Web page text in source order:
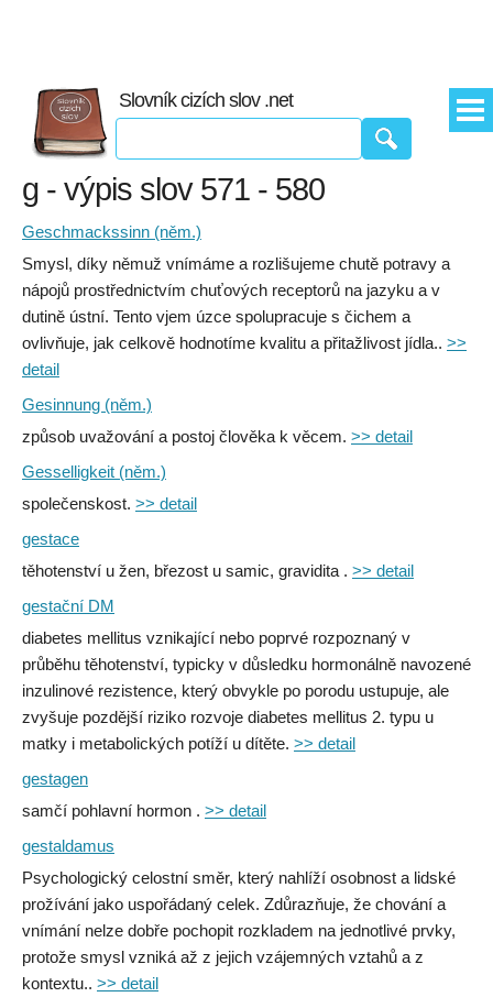
Slovník cizích slov .net
g - výpis slov 571 - 580
Geschmackssinn (něm.)
Smysl, díky němuž vnímáme a rozlišujeme chutě potravy a
nápojů prostřednictvím chuťových receptorů na jazyku a v
dutině ústní. Tento vjem úzce spolupracuje s čichem a
ovlivňuje, jak celkově hodnotíme kvalitu a přitažlivost jídla.. >>
detail
Gesinnung (něm.)
způsob uvažování a postoj člověka k věcem. >> detail
Gesselligkeit (něm.)
společenskost. >> detail
gestace
těhotenství u žen, březost u samic, gravidita . >> detail
gestační DM
diabetes mellitus vznikající nebo poprvé rozpoznaný v
průběhu těhotenství, typicky v důsledku hormonálně navozené
inzulinové rezistence, který obvykle po porodu ustupuje, ale
zvyšuje pozdější riziko rozvoje diabetes mellitus 2. typu u
matky i metabolických potíží u dítěte. >> detail
gestagen
samčí pohlavní hormon . >> detail
gestaldamus
Psychologický celostní směr, který nahlíží osobnost a lidské
prožívání jako uspořádaný celek. Zdůrazňuje, že chování a
vnímání nelze dobře pochopit rozkladem na jednotlivé prvky,
protože smysl vzniká až z jejich vzájemných vztahů a z
kontextu.. >> detail